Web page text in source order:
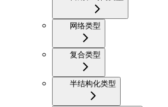
网络类型
复合类型
半结构化类型